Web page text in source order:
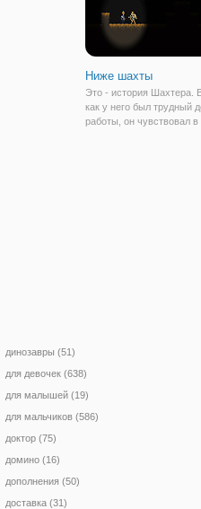
Ниже шахты
Это - история Шахтера.
как у него был трудный
работы, он чувствовал в
динозавры (51)
для девочек (638)
для малышей (19)
для мальчиков (586)
доктор (75)
домино (16)
дополнения (50)
доставка (31)